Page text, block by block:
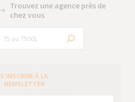
Trouvez une agence près de
chez vous
S’INSCRIRE À LA
NEWSLETTER